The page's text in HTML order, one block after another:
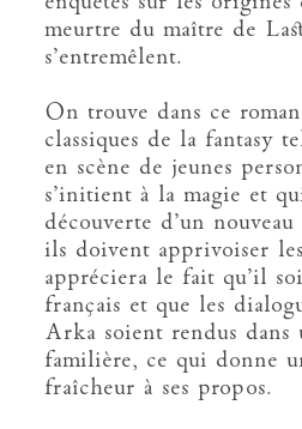
meurtre du maître de
s’entremêlent.
On trouve dans ce
classiques de la fantasy
en scène de jeunes
s’initient à la magie et
découverte d’un
ils doivent apprivoiser
appréciera le fait qu’il
français et que les
Arka soient rendus dans
familière, ce qui donne
fraîcheur à ses propos.